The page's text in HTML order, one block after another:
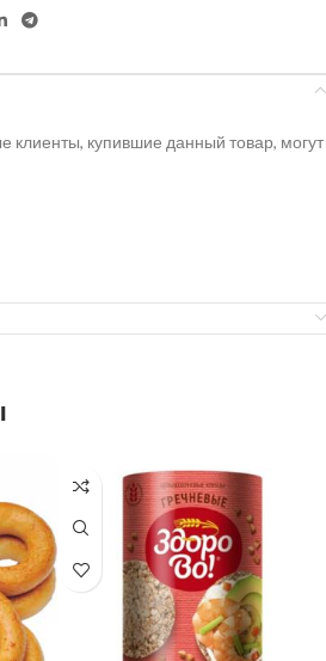
клиенты, купившие данный товар, могут